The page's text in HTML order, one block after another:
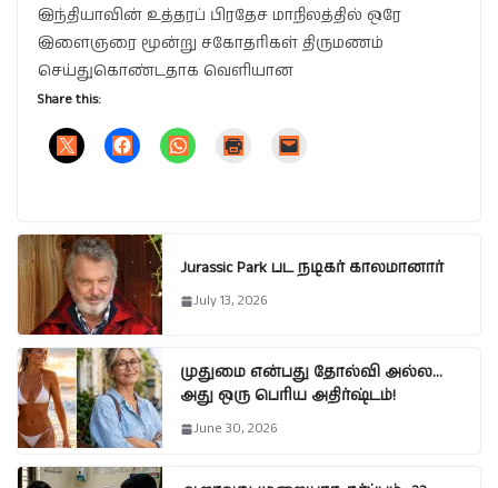
இந்தியாவின் உத்தரப் பிரதேச மாநிலத்தில் ஒரே
இளைஞரை மூன்று சகோதரிகள் திருமணம்
செய்துகொண்டதாக வெளியான
Share this:
Jurassic Park பட நடிகர் காலமானார்
July 13, 2026
முதுமை என்பது தோல்வி அல்ல…
அது ஒரு பெரிய அதிர்ஷ்டம்!
June 30, 2026